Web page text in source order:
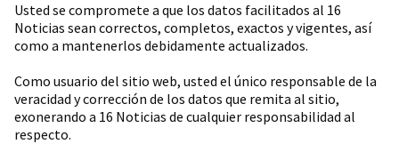
Usted se compromete a que los datos facilitados al 16
Noticias sean correctos, completos, exactos y vigentes, así
como a mantenerlos debidamente actualizados.
Como usuario del sitio web, usted el único responsable de la
veracidad y corrección de los datos que remita al sitio,
exonerando a 16 Noticias de cualquier responsabilidad al
respecto.